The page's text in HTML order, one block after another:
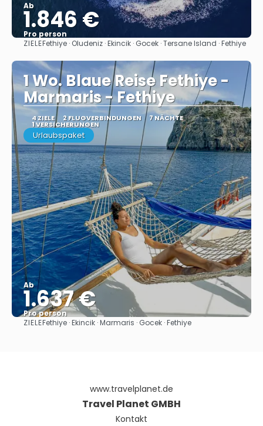
Ab
1.846 €
Pro person
Sehen
ZIELEFethiye · Oludeniz · Ekincik · Gocek · Tersane Island · Fethiye
1 Wo. Blaue Reise Fethiye -
Marmaris - Fethiye
4 ZIELE 2 FLUGVERBINDUNGEN 7 NÄCHTE
1 VERSICHERUNGEN
Urlaubspaket
Ab
1.637 €
Pro person
Sehen
ZIELEFethiye · Ekincik · Marmaris · Gocek · Fethiye
www.travelplanet.de
Travel Planet GMBH
Kontakt